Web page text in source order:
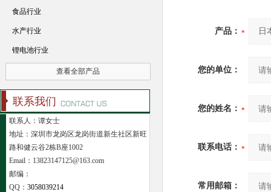
产品：
您的单位：
您的姓名：
联系电话：
常用邮箱：
食品行业
水产行业
锂电池行业
查看全部产品
联系我们
联系人：谭女士
地址：深圳市龙岗区龙岗街道新生社区新旺
路和健云谷2栋B座1002
Email：13823147125@163.com
邮编：
QQ： 3058039214